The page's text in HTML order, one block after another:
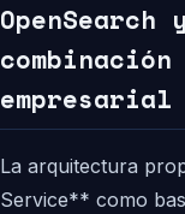
empresarial
La arquitectura
Service** como